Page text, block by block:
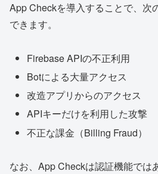
App Checkを導入することで、次
できます。
Firebase APIの不正利用
Botによる大量アクセス
改造アプリからのアクセス
APIキーだけを利用した攻撃
不正な課金（Billing Fraud）
なお、App Checkは認証機能では